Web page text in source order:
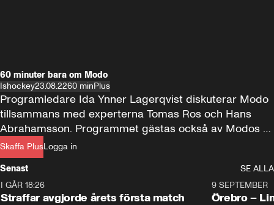
60 minuter bara om Modo
Ishockey23.08.2260 minPlus
Skaffa PlusLogga in
Programledare Ida Ynner Lagerqvist diskuterar Modo
tillsammans med experterna Tomas Ros och Hans
Abrahamsson. Programmet gästas också av Modos
general manager Henrik Brandin.
Senast
SE ALLA
I GÅR 18:26
Straffar avgjorde årets första match
Plus
9 SEPTEMBER
Örebro –